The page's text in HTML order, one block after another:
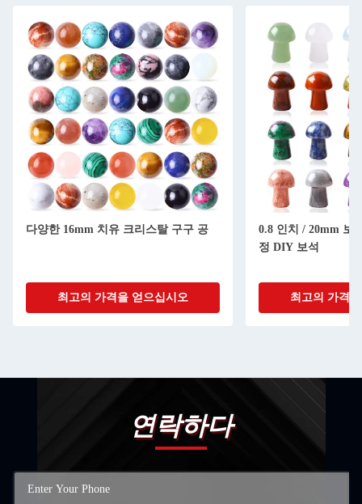
다양한 16mm 치유 크리스탈 구구 공
최고의 가격을 얻으십시오
0.8 인치 / 20mm 보
정 DIY 보석
최고의 가격
연락하다